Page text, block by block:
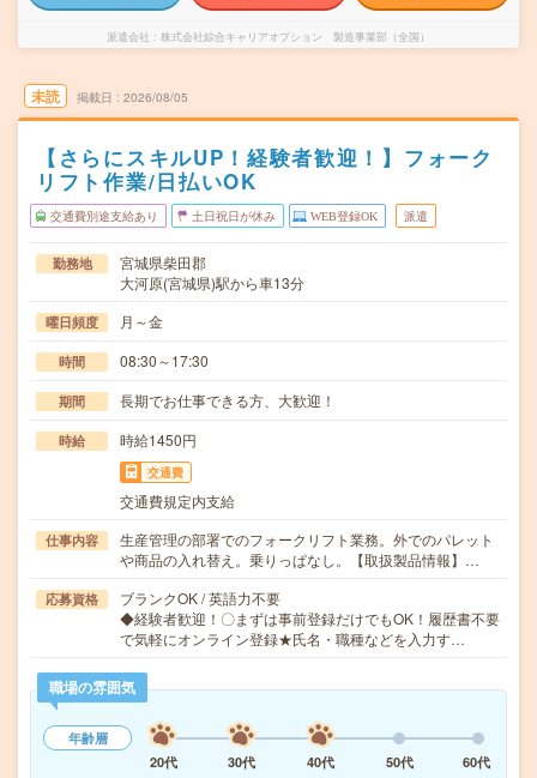
派遣会社 株式会社綜合キャリアオプション 製造事業部（全国）
未読 掲載日 2026/08/05
【さらにスキルUP！経験者歓迎！】フォーク
リフト作業/日払いOK
交通費別途支給あり 土日祝日が休み WEB登録OK 派遣
勤務地
宮城県柴田郡
大河原(宮城県)駅から車13分
曜日頻度 月～金
時間 08:30～17:30
期間 長期でお仕事できる方、大歓迎！
時給 時給1450円
交通費
交通費規定内支給
仕事内容
生産管理の部署でのフォークリフト業務。外でのパレット
や商品の入れ替え。乗りっぱなし。【取扱製品情報】…
応募資格
ブランクOK / 英語力不要
◆経験者歓迎！〇まずは事前登録だけでもOK！履歴書不要
で気軽にオンライン登録★氏名・職種などを入力す…
職場の雰囲気
年齢層
20代
30代 40代 50代 60代